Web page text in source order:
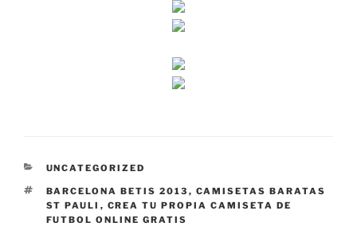
CATEGORÍAS
UNCATEGORIZED
ETIQUETAS
BARCELONA BETIS 2013 , CAMISETAS BARATAS
ST PAULI , CREA TU PROPIA CAMISETA DE
FUTBOL ONLINE GRATIS